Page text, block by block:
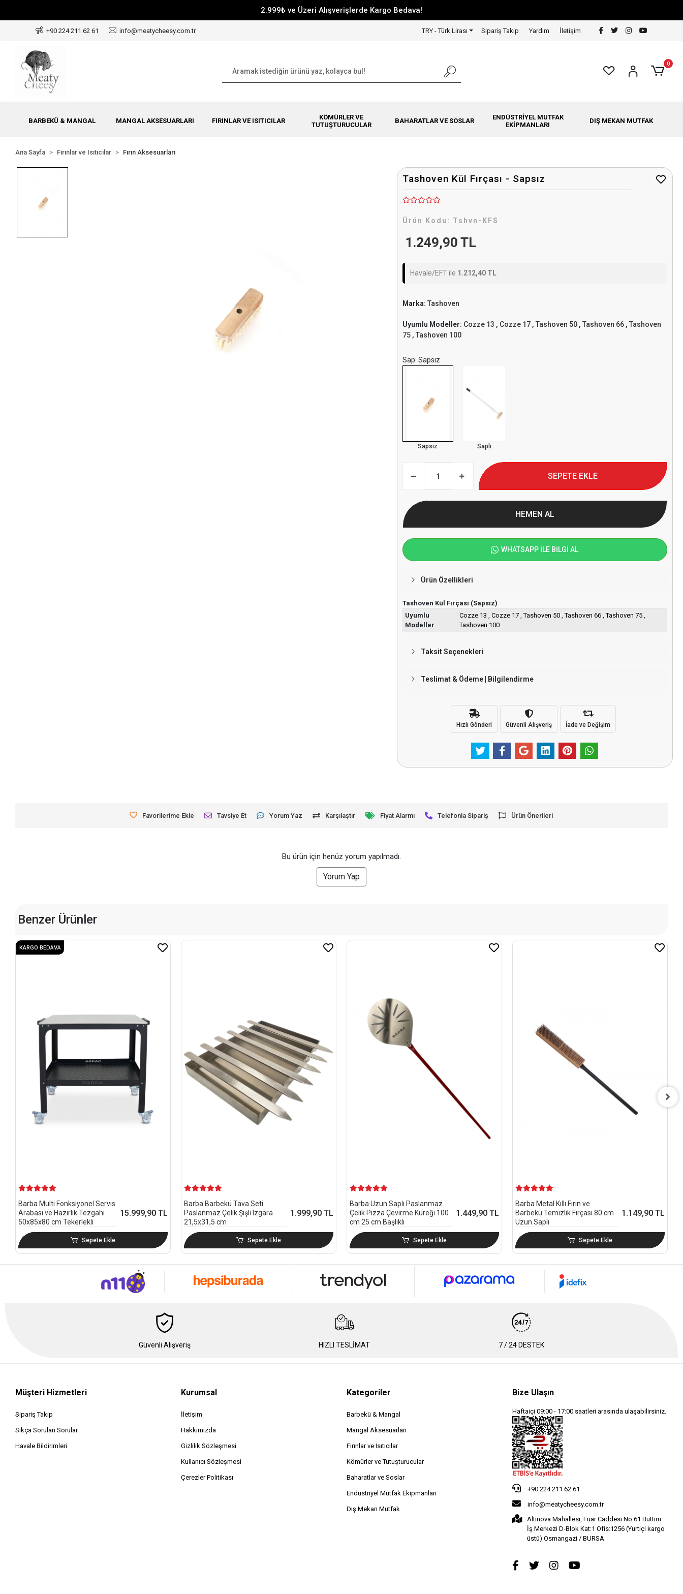
2.999₺ ve Üzeri Alışverişlerde Kargo Bedava!
+90 224 211 62 61 info@meatycheesy.com.tr TRY - Türk Lirası Sipariş Takip Yardım İletişim
0
BARBEKÜ & MANGAL MANGAL AKSESUARLARI FIRINLAR VE ISITICILAR
KÖMÜRLER VE
TUTUŞTURUCULAR
BAHARATLAR VE SOSLAR
ENDÜSTRİYEL MUTFAK
EKİPMANLARI
DIŞ MEKAN MUTFAK
Ana Sayfa Fırınlar ve Isıtıcılar Fırın Aksesuarları
Tashoven Kül Fırçası - Sapsız
Ürün Kodu: Tshvn-KFS
1.249,90 TL
Havale/EFT ile 1.212,40 TL
Marka: Tashoven
Uyumlu Modeller: Cozze 13 , Cozze 17, Tashoven 50, Tashoven 66, Tashoven
75, Tashoven 100
Sap: Sapsız
Sapsız Saplı
SEPETE EKLE
HEMEN AL
WHATSAPP İLE BİLGİ AL
Ürün Özellikleri
Tashoven Kül Fırçası (Sapsız)
Uyumlu
Modeller
Cozze 13 ,Cozze 17 ,Tashoven 50 ,Tashoven 66 ,Tashoven 75 ,
Tashoven 100
Taksit Seçenekleri
Teslimat & Ödeme | Bilgilendirme
Hızlı Gönderi Güvenli Alışveriş İade ve Değişim
Favorilerime Ekle Tavsiye Et Yorum Yaz Karşılaştır Fiyat Alarmı Telefonla Sipariş Ürün Önerileri
Bu ürün için henüz yorum yapılmadı.
Yorum Yap
Benzer Ürünler
KARGO BEDAVA
Barba Multi Fonksiyonel Servis
Arabası ve Hazırlık Tezgahı
50x85x80 cm Tekerlekli
15.999,90 TL
Sepete Ekle
Barba Barbekü Tava Seti
Paslanmaz Çelik Şişli Izgara
21,5x31,5 cm
1.999,90 TL
Sepete Ekle
Barba Uzun Saplı Paslanmaz
Çelik Pizza Çevirme Küreği 100
cm 25 cm Başlıklı
1.449,90 TL
Sepete Ekle
Barba Metal Kıllı Fırın ve
Barbekü Temizlik Fırçası 80 cm
Uzun Saplı
1.149,90 TL
Sepete Ekle
Güvenli Alışveriş HIZLI TESLİMAT 7 / 24 DESTEK
Müşteri Hizmetleri
Sipariş Takip
Sıkça Sorulan Sorular
Havale Bildirimleri
Kurumsal
İletişim
Hakkımızda
Gizlilik Sözleşmesi
Kullanıcı Sözleşmesi
Çerezler Politikası
Kategoriler
Barbekü & Mangal
Mangal Aksesuarları
Fırınlar ve Isıtıcılar
Kömürler ve Tutuşturucular
Baharatlar ve Soslar
Endüstriyel Mutfak Ekipmanları
Dış Mekan Mutfak
Bize Ulaşın
Haftaiçi 09:00 - 17:00 saatleri arasında ulaşabilirsiniz.
+90 224 211 62 61
info@meatycheesy.com.tr
Altınova Mahallesi, Fuar Caddesi No:61 Buttim
İş Merkezi D-Blok Kat:1 Ofis:1256 (Yurtiçi kargo
üstü) Osmangazi / BURSA